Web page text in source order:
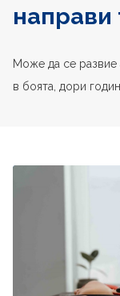
направи
Може да се развие
в боята, дори